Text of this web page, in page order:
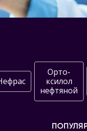
Орто-
ксилол
нефтяной